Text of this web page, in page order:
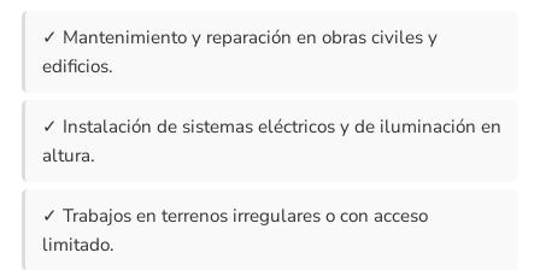
✓ Mantenimiento y reparación en obras civiles y
edificios.
✓ Instalación de sistemas eléctricos y de iluminación en
altura.
✓ Trabajos en terrenos irregulares o con acceso
limitado.